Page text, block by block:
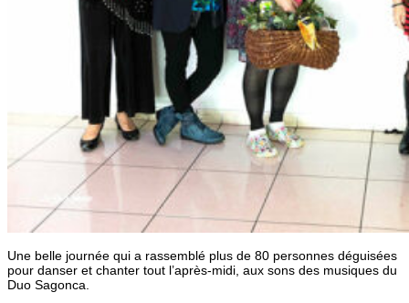
Une belle journée qui a rassemblé plus de 80 personnes déguisées
pour danser et chanter tout l’après-midi, aux sons des musiques du
Duo Sagonca.